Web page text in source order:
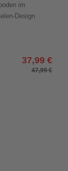
im
Design
37,99 €
47,99 €